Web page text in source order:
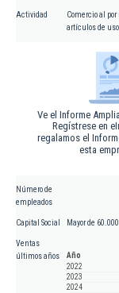
Actividad
Comercio al
artículos de
Ve el Informe
Regístrese en
regalamos el
esta
Número de
empleados
Capital Social Mayor de
Ventas
últimos años
Año
2022
2023
2024